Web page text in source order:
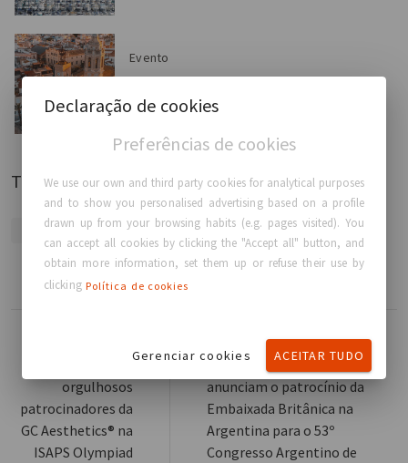
Evento
participação c...
Tag
EVENTOS DA GCA LONDON BREAST MEETING 2023
orgulhosos
patrocinadores da
GC Aesthetics® na
ISAPS Olympiad
GC Aesthetics® e SACPER
anunciam o patrocínio da
Embaixada Britânica na
Argentina para o 53º
Congresso Argentino de
Declaração de cookies
Preferências de cookies
We use our own and third party cookies for analytical purposes
and to show you personalised advertising based on a profile
drawn up from your browsing habits (e.g. pages visited). You
can accept all cookies by clicking the "Accept all" button, and
obtain more information, set them up or refuse their use by
clicking Política de cookies
Gerenciar cookies ACEITAR TUDO